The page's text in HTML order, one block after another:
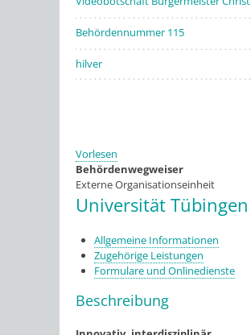
Behördennummer 115
hilver
Vorlesen
Behördenwegweiser
Externe Organisationseinheit
Universität Tübingen
Allgemeine Informationen
Zugehörige Leistungen
Formulare und Onlinedienste
Beschreibung